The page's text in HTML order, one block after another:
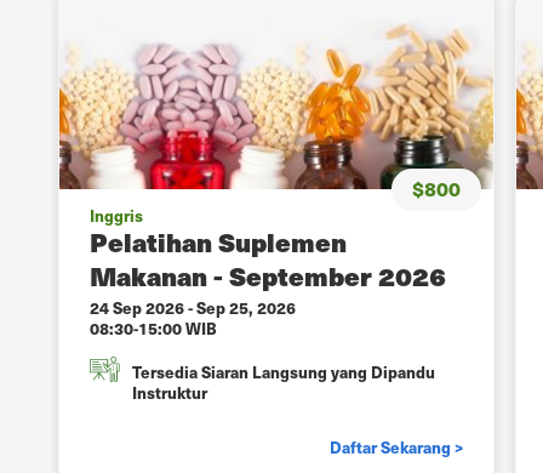
$800
Inggris
Pelatihan Suplemen
Makanan - September 2026
24 Sep 2026-Sep 25, 2026
08:30-15:00 WIB
Tersedia Siaran Langsung yang Dipandu
Instruktur
Daftar Sekarang >